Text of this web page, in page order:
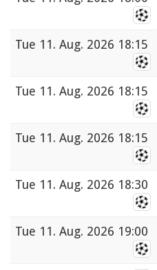
Tue 11. Aug. 2026 18:15
Tue 11. Aug. 2026 18:15
Tue 11. Aug. 2026 18:15
Tue 11. Aug. 2026 18:30
Tue 11. Aug. 2026 19:00